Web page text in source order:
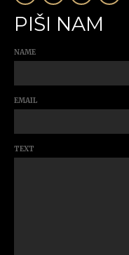
PIŠI NAM
NAME
EMAIL
TEXT